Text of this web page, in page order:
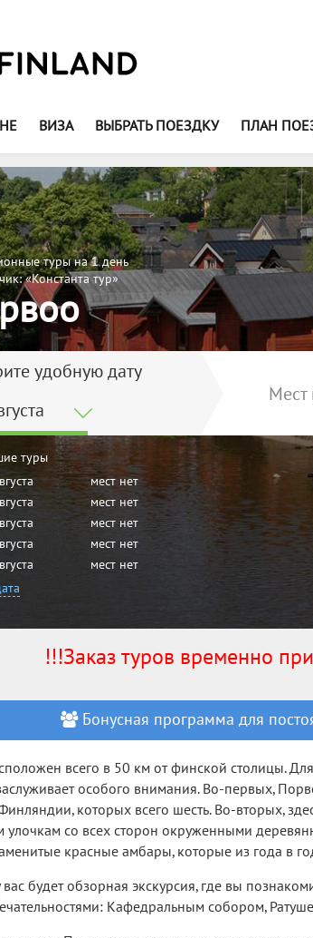
ВИЗА ВЫБРАТЬ ПОЕЗДКУ ПЛАН
туры на 1 день
«Константа тур»
удобную дату
Мест
туры
мест нет
мест нет
мест нет
мест нет
мест нет
!!!Заказ туров временно
Бонусная программа для
всего в 50 км от финской столицы.
особого внимания. Во-первых,
которых всего шесть. Во-вторых,
улочкам со всех сторон окруженными
красные амбары, которые из года в
будет обзорная экскурсия, где вы
Кафедральным собором,